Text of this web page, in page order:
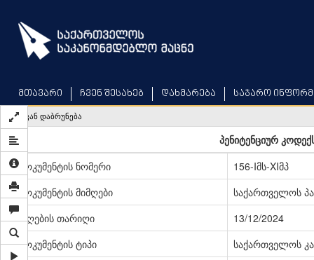
main
content
მთავარი ჩვენ შესახებ დახმარება საჯარო
უკან დაბრუნება
პენიტენციურ
დოკუმენტის ნომერი
156-Iმს-XIმპ
დოკუმენტის მიმღები
საქართველოს
მიღების თარიღი
13/12/2024
დოკუმენტის ტიპი
საქართველოს